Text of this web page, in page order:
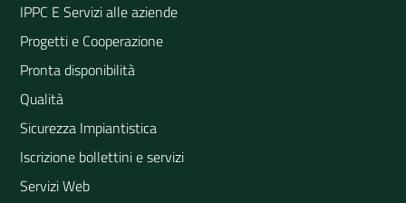
IPPC E Servizi alle aziende
Progetti e Cooperazione
Pronta disponibilità
Qualità
Sicurezza Impiantistica
Iscrizione bollettini e servizi
Servizi Web